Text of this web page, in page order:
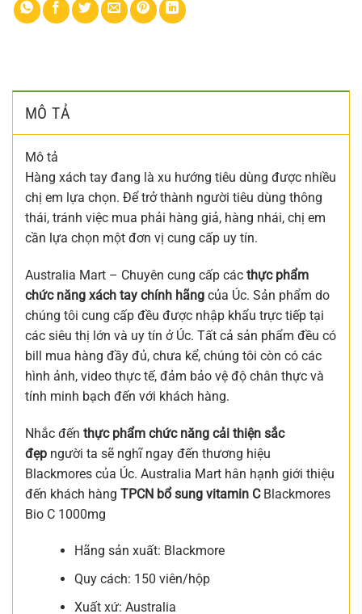
MÔ TẢ
Mô tả
Hàng xách tay đang là xu hướng tiêu dùng được nhiều
chị em lựa chọn. Để trở thành người tiêu dùng thông
thái, tránh việc mua phải hàng giả, hàng nhái, chị em
cần lựa chọn một đơn vị cung cấp uy tín.
Australia Mart – Chuyên cung cấp các thực phẩm
chức năng xách tay chính hãng của Úc. Sản phẩm do
chúng tôi cung cấp đều được nhập khẩu trực tiếp tại
các siêu thị lớn và uy tín ở Úc. Tất cả sản phẩm đều có
bill mua hàng đầy đủ, chưa kể, chúng tôi còn có các
hình ảnh, video thực tế, đảm bảo vệ độ chân thực và
tính minh bạch đến với khách hàng.
Nhắc đến thực phẩm chức năng cải thiện sắc
đẹp người ta sẽ nghĩ ngay đến thương hiệu
Blackmores của Úc. Australia Mart hân hạnh giới thiệu
đến khách hàng TPCN bổ sung vitamin CBlackmores
Bio C 1000mg
Hãng sản xuất: Blackmore
Quy cách: 150 viên/hộp
Xuất xứ: Australia